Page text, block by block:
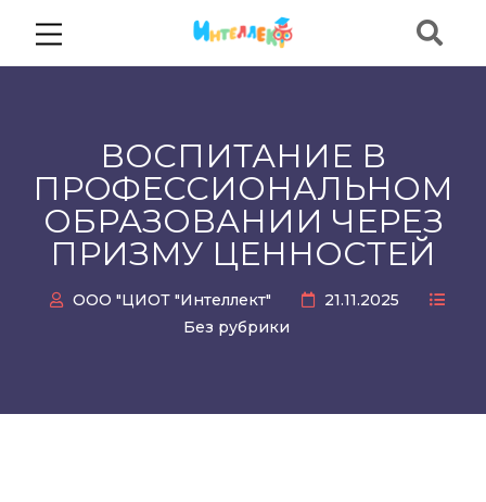
ВОСПИТАНИЕ В
ПРОФЕССИОНАЛЬНОМ
ОБРАЗОВАНИИ ЧЕРЕЗ
ПРИЗМУ ЦЕННОСТЕЙ
ООО "ЦИОТ "Интеллект"
21.11.2025
Без рубрики